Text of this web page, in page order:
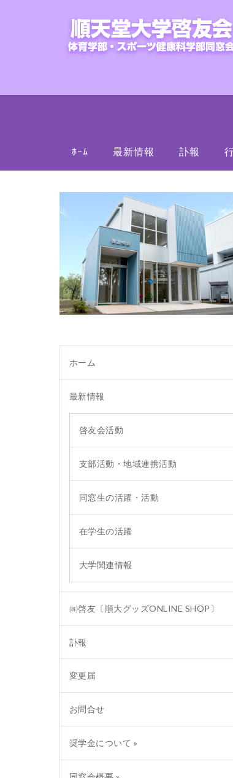
ﾎｰﾑ 最新情報 訃報
ホーム
最新情報
啓友会活動
支部活動・地域連携活動
同窓生の活躍・活動
在学生の活躍
大学関連情報
㈱啓友〔順大グッズONLINE SHOP〕
訃報
変更届
お問合せ
奨学金について »